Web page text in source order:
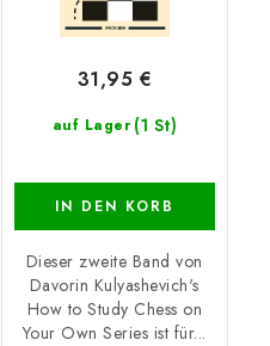
auf Lager (1 St)
31,95 €
IN DEN KORB
Dieser zweite Band von
Davorin Kulyashevich's
How to Study Chess on
Your Own Series ist für...